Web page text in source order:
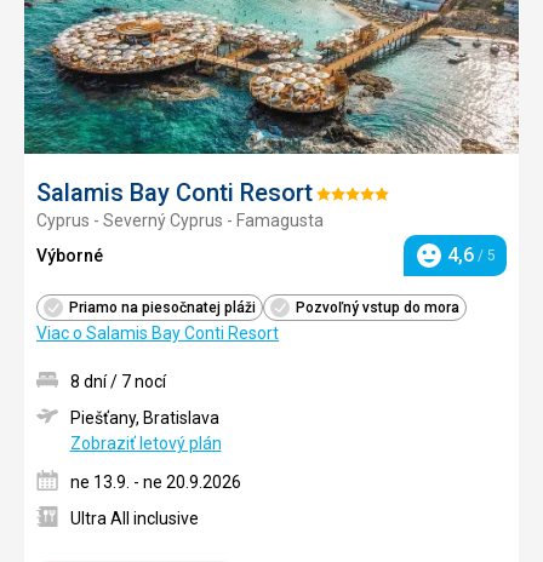
Salamis Bay Conti ResortHodnotenie:
5/5
Cyprus - Severný Cyprus - Famagusta
Výborné
Hodnotenie
4,6 / 5
Priamo na piesočnatej pláži Pozvoľný vstup do mora
Viac o Salamis Bay Conti Resort
8 dní / 7 nocí
Piešťany, Bratislava
Zobraziť letový plán
ne 13.9. - ne 20.9.2026
Ultra All inclusive